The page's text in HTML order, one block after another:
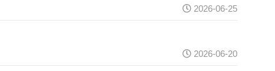
2026-06-25
2026-06-20